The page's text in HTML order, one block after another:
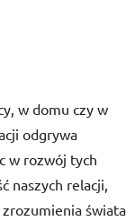
w domu czy w
odgrywa
w rozwój tych
naszych relacji,
świata